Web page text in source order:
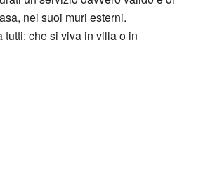
nei suoi muri esterni.
che si viva in villa o in